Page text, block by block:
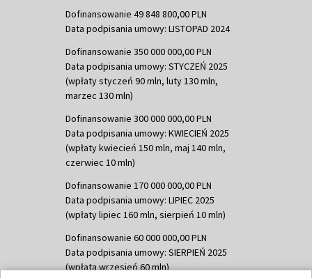
Dofinansowanie 49 848 800,00 PLN
Data podpisania umowy: LISTOPAD 2024
Dofinansowanie 350 000 000,00 PLN
Data podpisania umowy: STYCZEŃ 2025
(wpłaty styczeń 90 mln, luty 130 mln,
marzec 130 mln)
Dofinansowanie 300 000 000,00 PLN
Data podpisania umowy: KWIECIEŃ 2025
(wpłaty kwiecień 150 mln, maj 140 mln,
czerwiec 10 mln)
Dofinansowanie 170 000 000,00 PLN
Data podpisania umowy: LIPIEC 2025
(wpłaty lipiec 160 mln, sierpień 10 mln)
Dofinansowanie 60 000 000,00 PLN
Data podpisania umowy: SIERPIEŃ 2025
(wpłata wrzesień 60 mln)